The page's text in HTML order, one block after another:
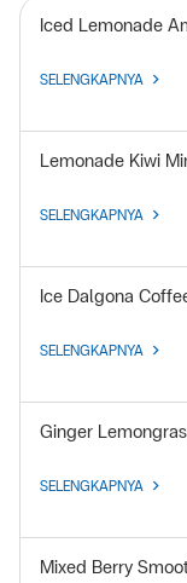
Iced Lemonade
SELENGKAPNYA
Lemonade Kiwi
SELENGKAPNYA
Ice Dalgona
SELENGKAPNYA
Ginger
SELENGKAPNYA
Mixed Berry